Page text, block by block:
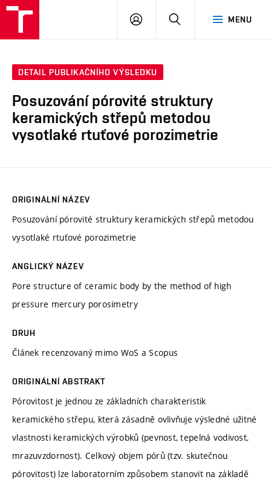
MENU
PŘIHLÁSIT
DETAIL PUBLIKAČNÍHO VÝSLEDKU
Posuzování pórovité struktury
keramických střepů metodou
vysotlaké rtuťové porozimetrie
ORIGINÁLNÍ NÁZEV
Posuzování pórovité struktury keramických střepů metodou
vysotlaké rtuťové porozimetrie
ANGLICKÝ NÁZEV
Pore structure of ceramic body by the method of high
pressure mercury porosimetry
DRUH
Článek recenzovaný mimo WoS a Scopus
ORIGINÁLNÍ ABSTRAKT
Pórovitost je jednou ze základních charakteristik
keramického střepu, která zásadně ovlivňuje výsledné užitné
vlastnosti keramických výrobků (pevnost, tepelná vodivost,
mrazuvzdornost). Celkový objem pórů (tzv. skutečnou
pórovitost) lze laboratorním způsobem stanovit na základě